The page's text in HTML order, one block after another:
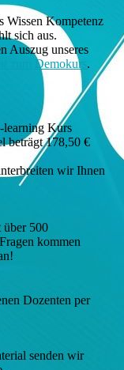
Wissen Kompetenz
sich aus.
Auszug unseres
zum Demokurs.
learning Kurs
beträgt 178,50 €
wir Ihnen
500
kommen
Dozenten per
senden wir